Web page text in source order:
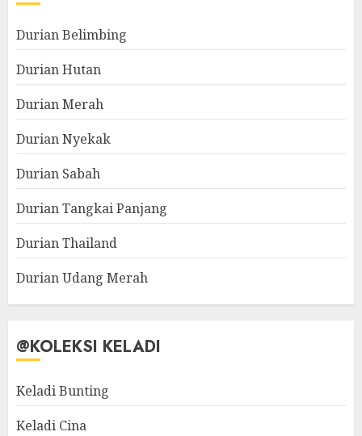
Durian Belimbing
Durian Hutan
Durian Merah
Durian Nyekak
Durian Sabah
Durian Tangkai Panjang
Durian Thailand
Durian Udang Merah
@KOLEKSI KELADI
Keladi Bunting
Keladi Cina